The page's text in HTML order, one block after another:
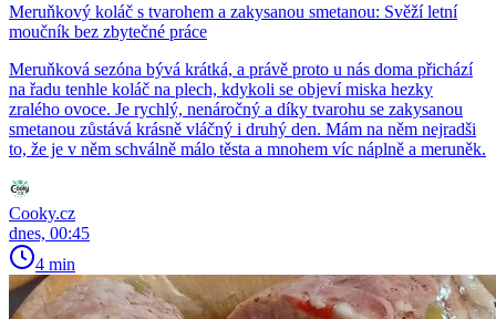
Meruňkový koláč s tvarohem a zakysanou smetanou: Svěží letní
moučník bez zbytečné práce
Meruňková sezóna bývá krátká, a právě proto u nás doma přichází
na řadu tenhle koláč na plech, kdykoli se objeví miska hezky
zralého ovoce. Je rychlý, nenáročný a díky tvarohu se zakysanou
smetanou zůstává krásně vláčný i druhý den. Mám na něm nejradši
to, že je v něm schválně málo těsta a mnohem víc náplně a meruněk.
Cooky.cz
dnes, 00:45
4 min